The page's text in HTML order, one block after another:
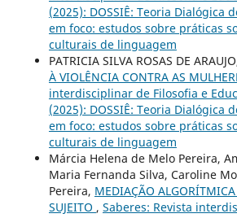
(2025): DOSSIÊ: Teoria Dialógica
em foco: estudos sobre práticas
culturais de linguagem
PATRICIA SILVA ROSAS DE
À VIOLÊNCIA CONTRA AS
interdisciplinar de Filosofia e
(2025): DOSSIÊ: Teoria Dialógica
em foco: estudos sobre práticas
culturais de linguagem
Márcia Helena de Melo Pereira,
Maria Fernanda Silva, Caroline
Pereira, MEDIAÇÃO
SUJEITO , Saberes: Revista